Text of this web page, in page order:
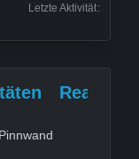
Letzte Aktivität